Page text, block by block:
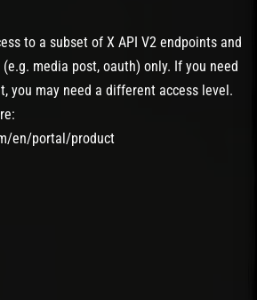
to a subset of X API V2 endpoints and
media post, oauth) only. If you need
you may need a different access level.
en/portal/product